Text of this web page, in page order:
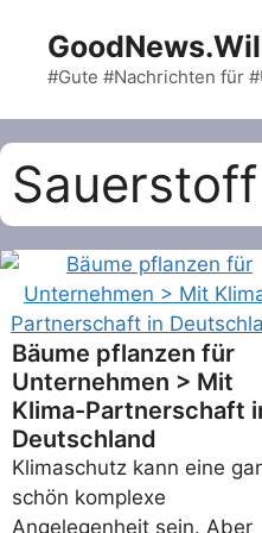
content#Gute #Nachrichten für
Sauerstoff
Bäume pflanzen für
Unternehmen > Mit
Klima-Partnerschaft
Deutschland
Klimaschutz kann eine
schön komplexe
Angelegenheit sein. Aber